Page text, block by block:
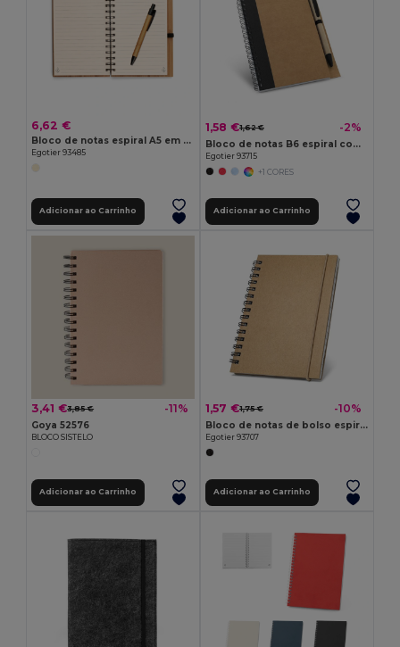
6,62 €
Bloco de notas espiral A5 em bambu com papel 100% reciclado
Egotier 93485
Adicionar ao Carrinho
1,58 €1,62 € -2%
Bloco de notas B6 espiral com páginas lisas
Egotier 93715
+1 CORES
Adicionar ao Carrinho
3,41 €3,85 € -11%
Goya 52576
BLOCO SISTELO
Adicionar ao Carrinho
1,57 €1,75 € -10%
Bloco de notas de bolso espiral com páginas pautadas
Egotier 93707
Adicionar ao Carrinho